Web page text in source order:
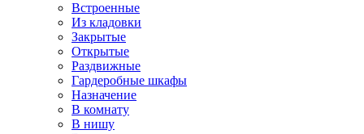
Встроенные
Из кладовки
Закрытые
Открытые
Раздвижные
Гардеробные шкафы
Назначение
В комнату
В нишу